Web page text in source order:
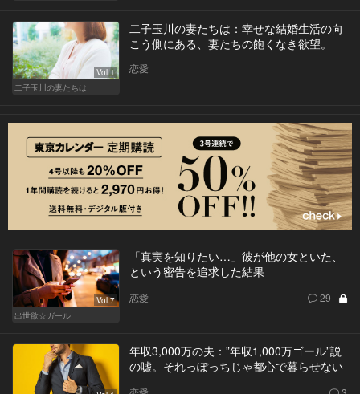
Vol.1
二子玉川の妻たちは
二子玉川の妻たちは：幸せな結婚生活の向
こう側にある、妻たちの飽くなき欲望。
恋愛
Vol.7
出世欲☆ガール
「真実を知りたい…」彼が他の女といた、
という密告を追求した結果
恋愛 29
年収3,000万の夫：”年収1,000万ゴール”説
の嘘。それっぽっちじゃ都心で暮らせない